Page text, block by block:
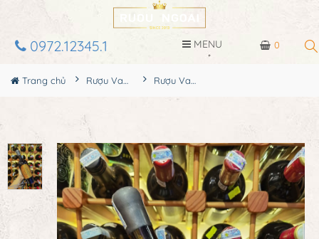
0
0972.12345.1 MENU
Trang chủ Rượu Vang Rượu Vang Đỏ Italia Tolucci Primitivo